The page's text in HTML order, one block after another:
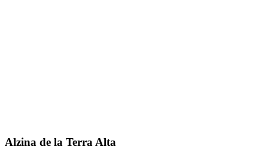
Alzina de la Terra Alta